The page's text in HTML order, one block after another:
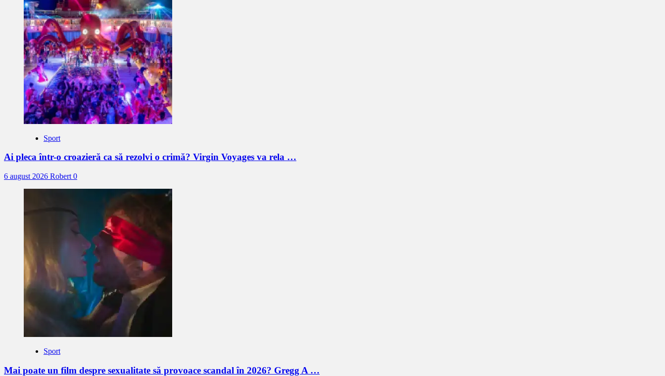
Sport
Ai pleca într-o croazieră ca să rezolvi o crimă? Virgin Voyages va rela …
6 august 2026 Robert 0
Sport
Mai poate un film despre sexualitate să provoace scandal în 2026? Gregg A …